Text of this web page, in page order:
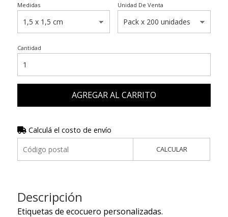
Medidas Unidad De Venta
Cantidad
AGREGAR AL CARRITO
Calculá el costo de envío
CALCULAR
Descripción
Etiquetas de ecocuero personalizadas.